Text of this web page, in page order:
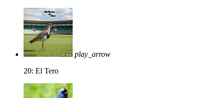
play_arrow
20: El Tero